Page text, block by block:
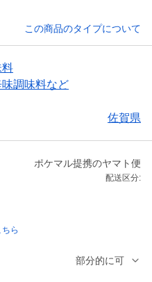
この商品のタイプについて
料
調味料など
佐賀県
ポケマル提携のヤマト便
配送区分:
ら
部分的に可